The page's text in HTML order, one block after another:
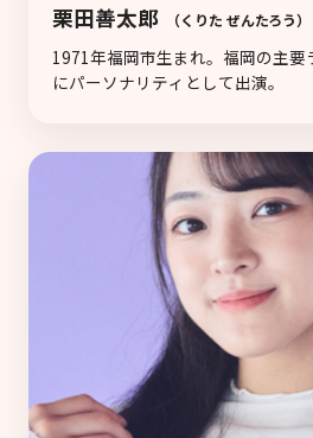
栗田善太郎 （くりた ぜんたろう）
1971年福岡市生まれ。福岡の主要
にパーソナリティとして出演。